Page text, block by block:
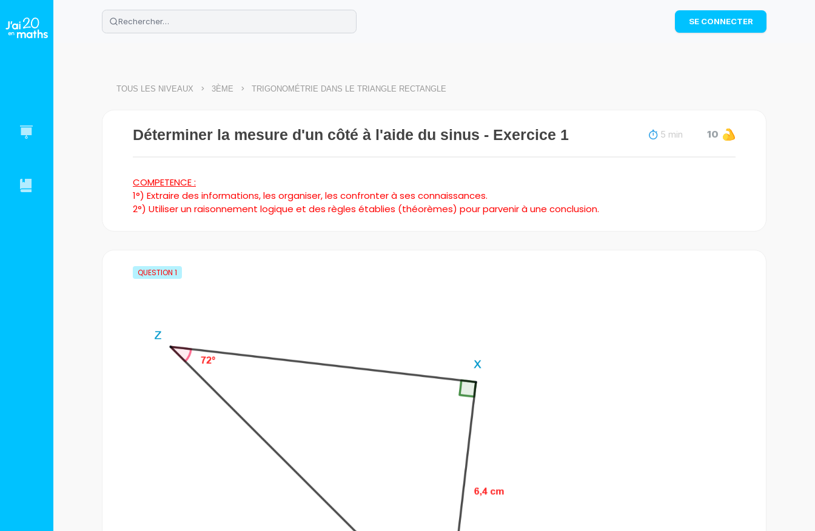
🌴Cahier de vacances offert: révise les maths cet été !
Télécharge ton PDF gratuit et progresse avec des exercices corrigés en vidéo.
TÉLÉCHARGER
SE CONNECTER
TOUS LES NIVEAUX > 3ÈME > TRIGONOMÉTRIE DANS LE TRIANGLE RECTANGLE
Déterminer la mesure d'un côté à l'aide du sinus - Exercice 1 5 min 10
COMPETENCE :
1°) Extraire des informations, les organiser, les confronter à ses connaissances.
2°) Utiliser un raisonnement logique et des règles établies (théorèmes) pour parvenir à une conclusion.
QUESTION 1